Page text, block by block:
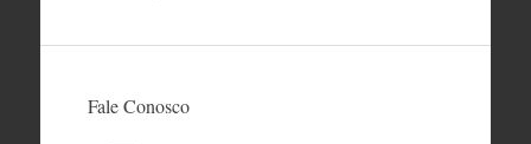
Fale Conosco